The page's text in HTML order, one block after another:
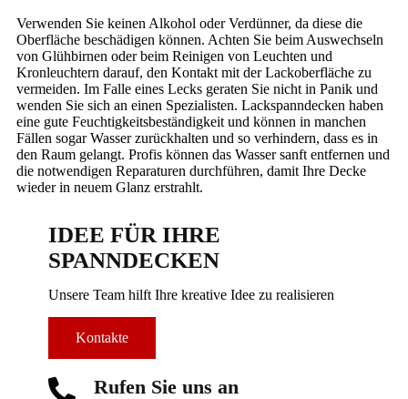
Verwenden Sie keinen Alkohol oder Verdünner, da diese die
Oberfläche beschädigen können. Achten Sie beim Auswechseln
von Glühbirnen oder beim Reinigen von Leuchten und
Kronleuchtern darauf, den Kontakt mit der Lackoberfläche zu
vermeiden. Im Falle eines Lecks geraten Sie nicht in Panik und
wenden Sie sich an einen Spezialisten. Lackspanndecken haben
eine gute Feuchtigkeitsbeständigkeit und können in manchen
Fällen sogar Wasser zurückhalten und so verhindern, dass es in
den Raum gelangt. Profis können das Wasser sanft entfernen und
die notwendigen Reparaturen durchführen, damit Ihre Decke
wieder in neuem Glanz erstrahlt.
IDEE FÜR IHRE
SPANNDECKEN
Unsere Team hilft Ihre kreative Idee zu realisieren
Kontakte
Rufen Sie uns an